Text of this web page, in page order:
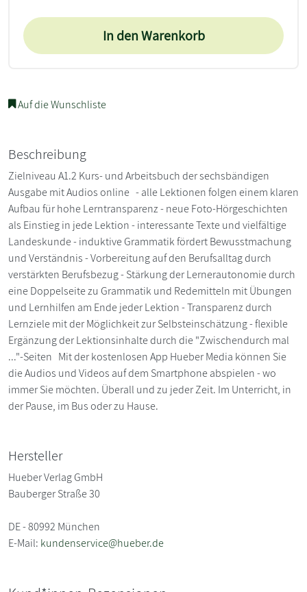
In den Warenkorb
Auf die Wunschliste
Beschreibung
Zielniveau A1.2 Kurs- und Arbeitsbuch der sechsbändigen
Ausgabe mit Audios online - alle Lektionen folgen einem klaren
Aufbau für hohe Lerntransparenz - neue Foto-Hörgeschichten
als Einstieg in jede Lektion - interessante Texte und vielfältige
Landeskunde - induktive Grammatik fördert Bewusstmachung
und Verständnis - Vorbereitung auf den Berufsalltag durch
verstärkten Berufsbezug - Stärkung der Lernerautonomie durch
eine Doppelseite zu Grammatik und Redemitteln mit Übungen
und Lernhilfen am Ende jeder Lektion - Transparenz durch
Lernziele mit der Möglichkeit zur Selbsteinschätzung - flexible
Ergänzung der Lektionsinhalte durch die "Zwischendurch mal
..."-Seiten Mit der kostenlosen App Hueber Media können Sie
die Audios und Videos auf dem Smartphone abspielen - wo
immer Sie möchten. Überall und zu jeder Zeit. Im Unterricht, in
der Pause, im Bus oder zu Hause.
Hersteller
Hueber Verlag GmbH
Bauberger Straße 30
DE - 80992 München
E-Mail: kundenservice@hueber.de